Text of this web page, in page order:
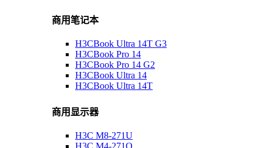
商用笔记本
H3CBook Ultra 14T G3
H3CBook Pro 14
H3CBook Pro 14 G2
H3CBook Ultra 14
H3CBook Ultra 14T
商用显示器
H3C M8-271U
H3C M4-271Q